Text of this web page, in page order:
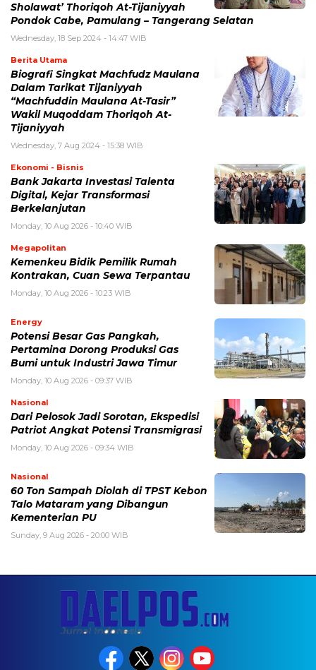
Sholawat’ Thoriqoh At-Tijaniyyah
Pondok Cabe, Pamulang – Tangerang Selatan
Wednesday, 18 Sep 2024 - 14:47 WIB
Berita Utama
Biografi Singkat Machfudz Maulana
Dalam Tarikat Tijaniyyah
“Machfuddin Maulana At-Tasir”
Wakil Muqoddam Thoriqoh At-
Tijaniyyah
Wednesday, 7 Aug 2024 - 15:38 WIB
Ekonomi - Bisnis
Bank Jakarta Investasi Talenta
Digital, Kejar Transformasi
Berkelanjutan
Monday, 10 Aug 2026 - 10:40 WIB
Megapolitan
Kemenkeu Bidik Pemilik Rumah
Kontrakan, Cuan Sewa Terpantau
Monday, 10 Aug 2026 - 10:23 WIB
Energy
Potensi Besar Gas Pangkah,
Pertamina Dorong Produksi Gas
Bumi untuk Industri Jawa Timur
Monday, 10 Aug 2026 - 09:37 WIB
Nasional
Dari Pelosok Jadi Sorotan, Ekspedisi
Patriot Angkat Potensi Transmigrasi
Monday, 10 Aug 2026 - 09:34 WIB
Nasional
60 Ton Sampah Diolah di TPST Kebon
Talo Mataram yang Dibangun
Kementerian PU
Sunday, 9 Aug 2026 - 20:00 WIB